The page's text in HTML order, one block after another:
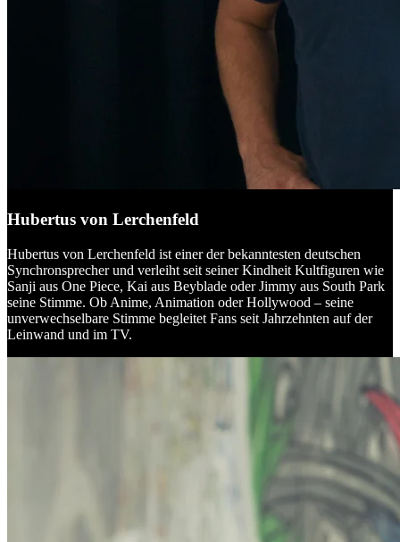
Hubertus von Lerchenfeld
Hubertus von Lerchenfeld ist einer der bekanntesten deutschen
Synchronsprecher und verleiht seit seiner Kindheit Kultfiguren wie
Sanji aus One Piece, Kai aus Beyblade oder Jimmy aus South Park
seine Stimme. Ob Anime, Animation oder Hollywood – seine
unverwechselbare Stimme begleitet Fans seit Jahrzehnten auf der
Leinwand und im TV.